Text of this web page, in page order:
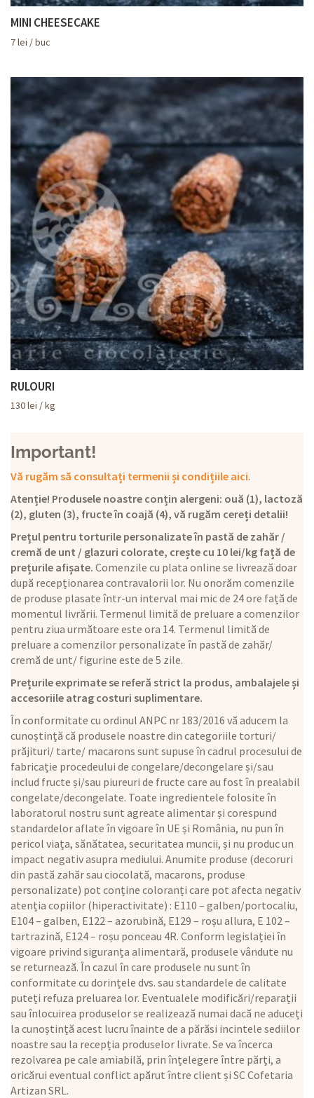
MINI CHEESECAKE
7lei / buc
RULOURI
130lei / kg
Important!
Vă rugăm să consultați termenii și condițiile aici.
Atenție! Produsele noastre conțin alergeni: ouă (1), lactoză
(2), gluten (3), fructe în coajă (4), vă rugăm cereți detalii!
Prețul pentru torturile personalizate în pastă de zahăr /
cremă de unt / glazuri colorate, crește cu 10 lei/kg față de
prețurile afișate. Comenzile cu plata online se livrează doar
după recepționarea contravalorii lor. Nu onorăm comenzile
de produse plasate într-un interval mai mic de 24 ore față de
momentul livrării. Termenul limită de preluare a comenzilor
pentru ziua următoare este ora 14. Termenul limită de
preluare a comenzilor personalizate în pastă de zahăr/
cremă de unt/ figurine este de 5 zile.
Prețurile exprimate se referă strict la produs, ambalajele și
accesoriile atrag costuri suplimentare.
În conformitate cu ordinul ANPC nr 183/2016 vă aducem la
cunoștință că produsele noastre din categoriile torturi/
prăjituri/ tarte/ macarons sunt supuse în cadrul procesului de
fabricație procedeului de congelare/decongelare și/sau
includ fructe și/sau piureuri de fructe care au fost în prealabil
congelate/decongelate. Toate ingredientele folosite în
laboratorul nostru sunt agreate alimentar și corespund
standardelor aflate în vigoare în UE și România, nu pun în
pericol viața, sănătatea, securitatea muncii, și nu produc un
impact negativ asupra mediului. Anumite produse (decoruri
din pastă zahăr sau ciocolată, macarons, produse
personalizate) pot conține coloranți care pot afecta negativ
atenția copiilor (hiperactivitate) : E110 – galben/portocaliu,
E104 – galben, E122 – azorubină, E129 – roșu allura, E 102 –
tartrazină, E124 – roșu ponceau 4R. Conform legislației în
vigoare privind siguranța alimentară, produsele vândute nu
se returnează. În cazul în care produsele nu sunt în
conformitate cu dorințele dvs. sau standardele de calitate
puteți refuza preluarea lor. Eventualele modificări/reparații
sau înlocuirea produselor se realizează numai dacă ne aduceți
la cunoștință acest lucru înainte de a părăsi incintele sediilor
noastre sau la recepția produselor livrate. Se va încerca
rezolvarea pe cale amiabilă, prin înțelegere între părți, a
oricărui eventual conflict apărut între client și SC Cofetaria
Artizan SRL.